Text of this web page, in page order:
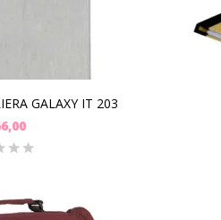
GALAXY IT 203